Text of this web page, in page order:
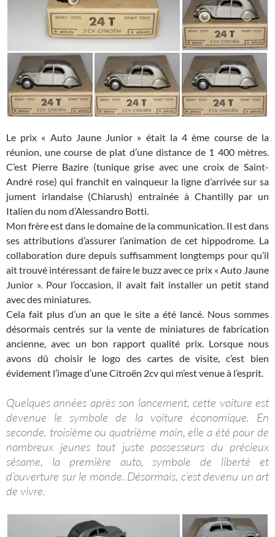
Le prix « Auto Jaune Junior » était la 4 ème course de la
réunion, une course de plat d’une distance de 1 400 mètres.
C’est Pierre Bazire (tunique grise avec une croix de Saint-
André rose) qui franchit en vainqueur la ligne d’arrivée sur sa
jument irlandaise (Chiarush) entrainée à Chantilly par un
Italien du nom d’Alessandro Botti.
Mon frère est dans le domaine de la communication. Il est dans
ses attributions d’assurer l’animation de cet hippodrome. La
collaboration dure depuis suffisamment longtemps pour qu’il
ait trouvé intéressant de faire le buzz avec ce prix « Auto Jaune
Junior ». Pour l’occasion, il avait fait installer un petit stand
avec des miniatures.
Cela fait plus d’un an que le site a été lancé. Nous sommes
désormais centrés sur la vente de miniatures de fabrication
ancienne, avec un bon rapport qualité prix. Lorsque nous
avons dû choisir le logo des cartes de visite, c’est bien
évidement l’image d’une Citroën 2cv qui m’est venue à l’esprit.
Quelques années après son lancement, cette voiture est
devenue le symbole de la voiture économique. En
seconde, troisième ou quatrième main, elle a été pour de
nombreux jeunes tout juste possesseurs du précieux
sésame, la première auto, symbole de liberté et
d’ouverture sur le monde. Désormais, c’est devenu un art
de vivre.